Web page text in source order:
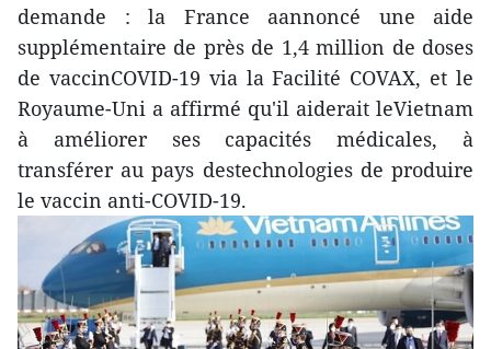
demande : la France aannoncé une aide
supplémentaire de près de 1,4 million de doses
de vaccinCOVID-19 via la Facilité COVAX, et le
Royaume-Uni a affirmé qu'il aiderait leVietnam
à améliorer ses capacités médicales, à
transférer au pays destechnologies de produire
le vaccin anti-COVID-19.